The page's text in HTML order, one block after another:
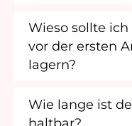
Wieso sollte
vor der ersten
lagern?
Wie lange ist
haltbar?